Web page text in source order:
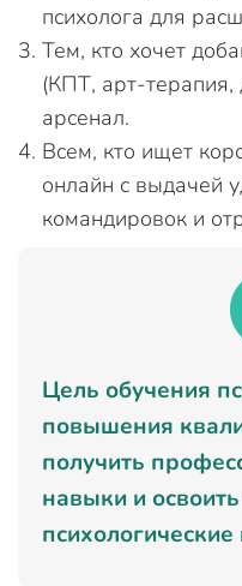
психолога для
Тем, кто хочет
(КПТ, арт-терапия,
арсенал.
Всем, кто ищет
онлайн с выдачей
командировок и
Цель обучения
повышения
получить
навыки и